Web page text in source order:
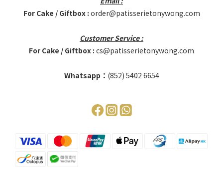
For Cake / Giftbox : order@patisserietonywong.com
Customer Service :
For Cake / Giftbox : cs@patisserietonywong.com
Whatsapp： (852) 5402 6654